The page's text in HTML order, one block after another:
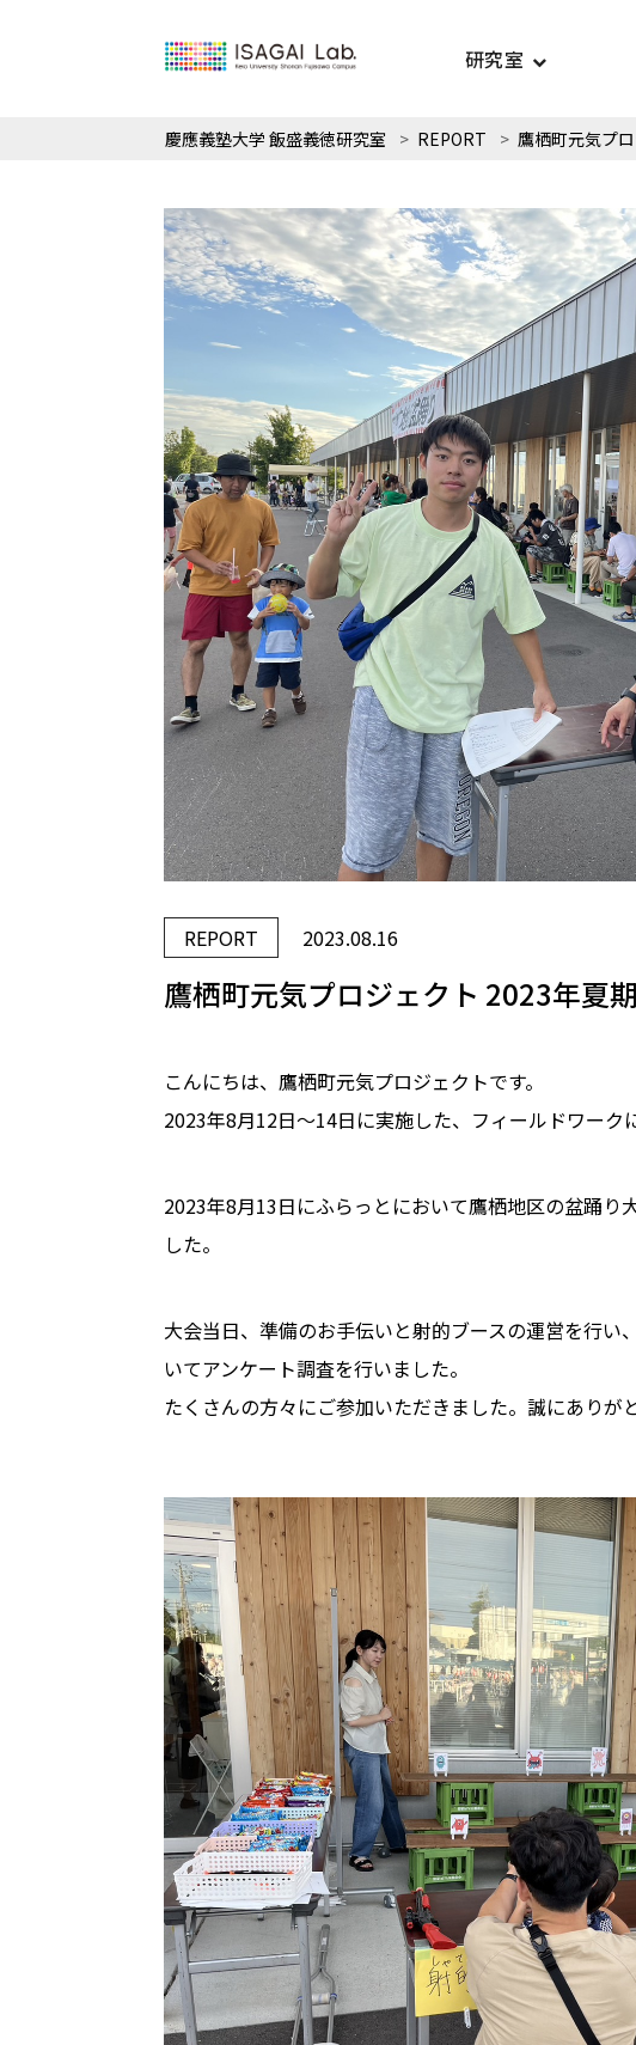
研究室
慶應義塾大学 飯盛義徳研究室 > REPORT > 鷹栖町元気プ
REPORT 2023.08.16
鷹栖町元気プロジェクト 2023年夏
こんにちは、鷹栖町元気プロジェクトです。
2023年8月12日〜14日に実施した、フィールドワーク
2023年8月13日にふらっとにおいて鷹栖地区の盆踊
した。
大会当日、準備のお手伝いと射的ブースの運営を行
いてアンケート調査を行いました。
たくさんの方々にご参加いただきました。誠にありが